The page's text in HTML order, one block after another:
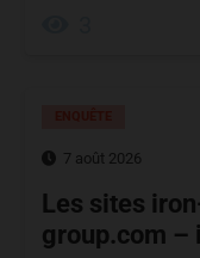
7 août 2026
Les sites
group.com –